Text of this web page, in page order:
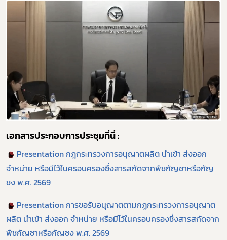
เอกสารประกอบการประชุมที่นี่ :
Presentation กฎกระทรวงการอนุญาตผลิต นำเข้า ส่งออก
จำหน่าย หรือมีไว้ในครอบครองซึ่งสารสกัดจากพืชกัญชาหรือกัญ
ชง พ.ศ. 2569
Presentation การขอรับอนุญาตตามกฏกระทรวงการอนุญาต
ผลิต นำเข้า ส่งออก จำหน่าย หรือมีไว้ในครอบครองซึ่งสารสกัดจาก
พืชกัญชาหรือกัญชง พ.ศ. 2569
Subscribe
เลือกหัวข้อที่ท่านต้องการ Subscribe
กฎหมาย
การขออนุญาต
ข่าวประชาสัมพันธ์